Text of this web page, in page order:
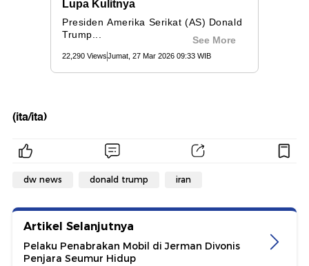
(ita/ita)
dw news donald trump iran
Artikel Selanjutnya
Pelaku Penabrakan Mobil di Jerman Divonis
Penjara Seumur Hidup